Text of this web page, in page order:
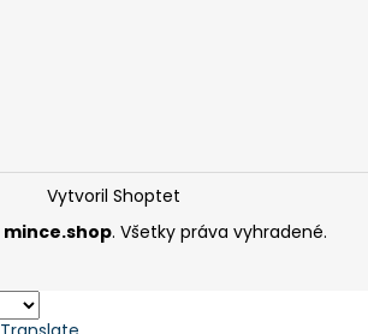
Vytvoril Shoptet
mince.shop. Všetky práva vyhradené.